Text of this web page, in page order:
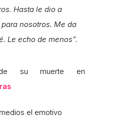
Hasta le dio a
nosotros. Me da
Le echo de menos”.
su muerte en
el emotivo